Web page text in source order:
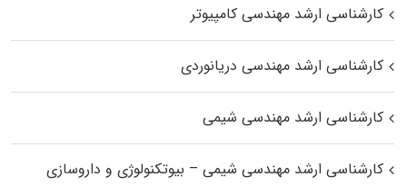
کارشناسی ارشد مهندسی کامپیوتر
کارشناسی ارشد مهندسی دریانوردی
کارشناسی ارشد مهندسی شیمی
کارشناسی ارشد مهندسی شیمی – بیوتکنولوژی و داروسازی